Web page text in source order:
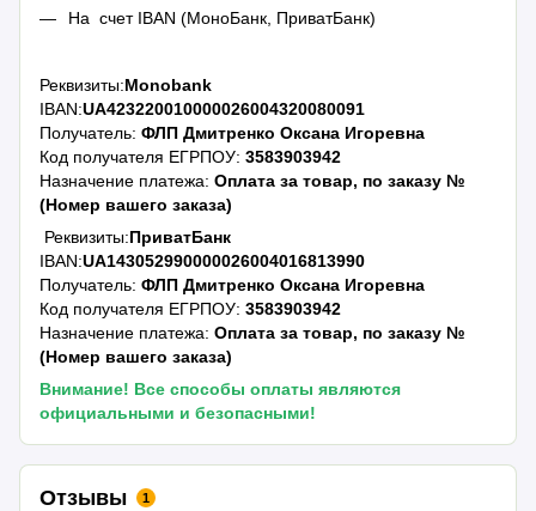
На счет IBAN (МоноБанк, ПриватБанк)
Реквизиты:Monobank
IBAN:UA423220010000026004320080091
Получатель:ФЛП Дмитренко Оксана Игоревна
Код получателя ЕГРПОУ:3583903942
Назначение платежа:Оплата за товар, по заказу №
(Номер вашего заказа)
Реквизиты:ПриватБанк
IBAN:UA143052990000026004016813990
Получатель: ФЛП Дмитренко Оксана Игоревна
Код получателя ЕГРПОУ:3583903942
Назначение платежа:Оплата за товар, по заказу №
(Номер вашего заказа)
Внимание! Все способы оплаты являются
официальными и безопасными!
Отзывы 1